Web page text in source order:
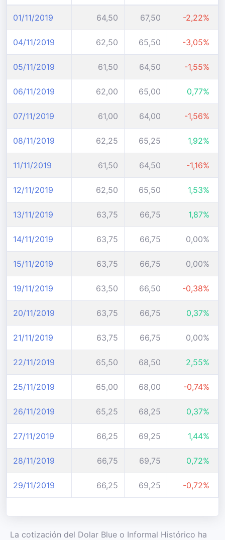
01/11/2019 64,50 67,50 -2,22%
04/11/2019 62,50 65,50 -3,05%
05/11/2019 61,50 64,50 -1,55%
06/11/2019 62,00 65,00 0,77%
07/11/2019 61,00 64,00 -1,56%
08/11/2019 62,25 65,25 1,92%
11/11/2019 61,50 64,50 -1,16%
12/11/2019 62,50 65,50 1,53%
13/11/2019 63,75 66,75 1,87%
14/11/2019 63,75 66,75 0,00%
15/11/2019 63,75 66,75 0,00%
19/11/2019 63,50 66,50 -0,38%
20/11/2019 63,75 66,75 0,37%
21/11/2019 63,75 66,75 0,00%
22/11/2019 65,50 68,50 2,55%
25/11/2019 65,00 68,00 -0,74%
26/11/2019 65,25 68,25 0,37%
27/11/2019 66,25 69,25 1,44%
28/11/2019 66,75 69,75 0,72%
29/11/2019 66,25 69,25 -0,72%
La cotización del Dolar Blue o Informal Histórico ha